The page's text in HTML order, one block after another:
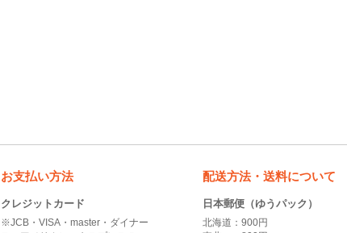
お支払い方法
クレジットカード
※JCB・VISA・master・ダイナー
配送方法・送料について
日本郵便（ゆうパック）
北海道：900円